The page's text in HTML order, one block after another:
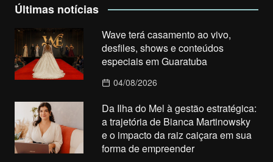
Últimas notícias
Wave terá casamento ao vivo,
desfiles, shows e conteúdos
especiais em Guaratuba
04/08/2026
Da Ilha do Mel à gestão estratégica:
a trajetória de Bianca Martinowsky
e o impacto da raiz caiçara em sua
forma de empreender